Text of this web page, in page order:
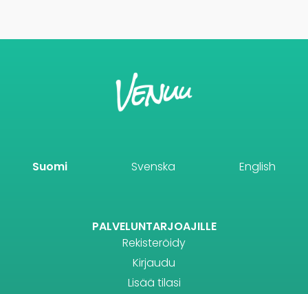
Suomi Svenska English
PALVELUNTARJOAJILLE
Rekisteröidy
Kirjaudu
Lisää tilasi